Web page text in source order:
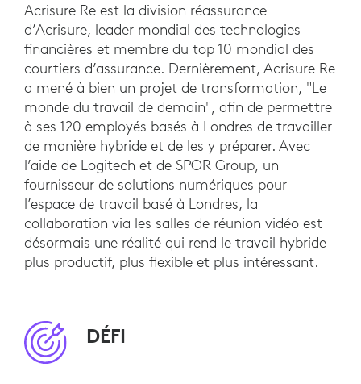
Acrisure Re est la division réassurance
d’Acrisure, leader mondial des technologies
financières et membre du top 10 mondial des
courtiers d’assurance. Dernièrement, Acrisure Re
a mené à bien un projet de transformation, "Le
monde du travail de demain", afin de permettre
à ses 120 employés basés à Londres de travailler
de manière hybride et de les y préparer. Avec
l’aide de Logitech et de SPOR Group, un
fournisseur de solutions numériques pour
l’espace de travail basé à Londres, la
collaboration via les salles de réunion vidéo est
désormais une réalité qui rend le travail hybride
plus productif, plus flexible et plus intéressant.
DÉFI